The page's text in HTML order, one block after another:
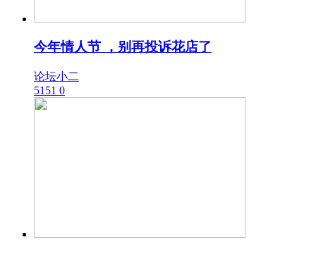
今年情人节 ，别再投诉花店了
论坛小二
5151 0